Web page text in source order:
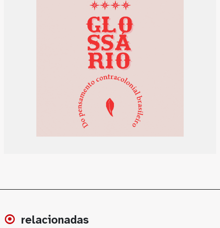
relacionadas